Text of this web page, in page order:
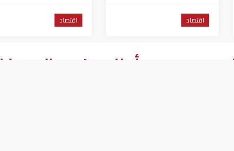
اقتصاد
داء السيكلوسبورا
اقتصاد
بعد هدم أجزاء من جدرانه بحفار